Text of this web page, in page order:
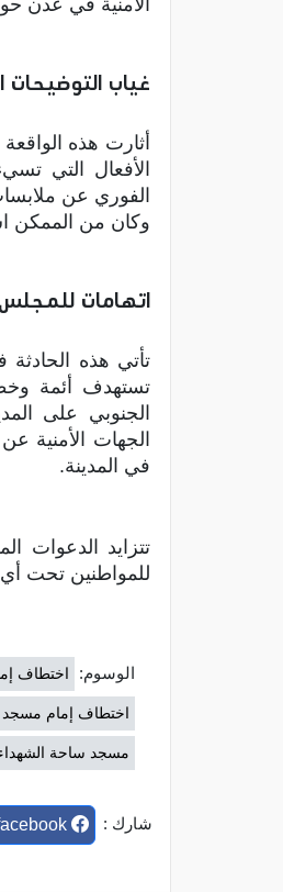
غياب التوضيحات
أثارت هذه
الأفعال التي
الفوري عن
وكان من الممكن
اتهامات للمجلس
تأتي هذه
تستهدف أئمة
الجنوبي على
الجهات الأمنية
في المدينة.
تتزايد الدعوات
للمواطنين تحت
الوسوم: اختطاف
اختطاف إمام
مسجد ساحة
شارك :